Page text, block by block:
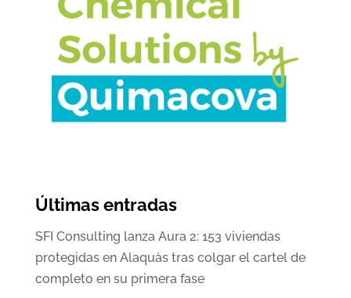
Últimas entradas
SFI Consulting lanza Aura 2: 153 viviendas
protegidas en Alaquàs tras colgar el cartel de
completo en su primera fase